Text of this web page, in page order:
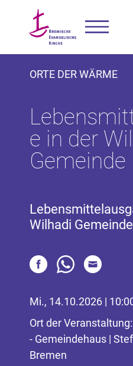
ORTE DER WÄRME
e in der
Gemeinde
Wilhadi Gemeinde
Mi., 14.10.2026 |
Ort der
- Gemeindehaus |
Bremen